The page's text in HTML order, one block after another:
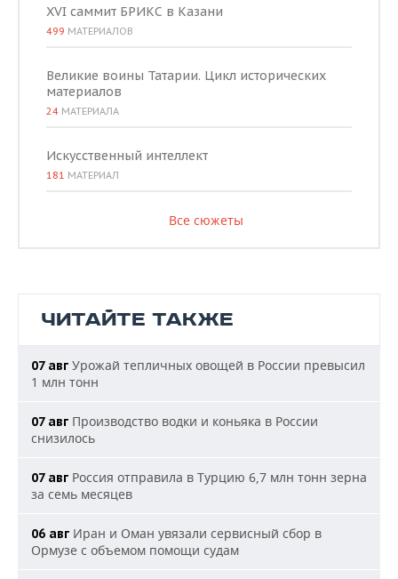
XVI саммит БРИКС в Казани
499 МАТЕРИАЛОВ
Великие воины Татарии. Цикл исторических
материалов
24 МАТЕРИАЛА
Искусственный интеллект
181 МАТЕРИАЛ
Все сюжеты
ЧИТАЙТЕ ТАКЖЕ
07 авг Урожай тепличных овощей в России превысил
1 млн тонн
07 авг Производство водки и коньяка в России
снизилось
07 авг Россия отправила в Турцию 6,7 млн тонн зерна
за семь месяцев
06 авг Иран и Оман увязали сервисный сбор в
Ормузе с объемом помощи судам